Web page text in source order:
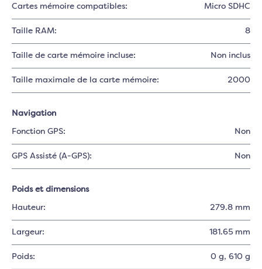
Cartes mémoire compatibles: Micro SDHC
Taille RAM: 8
Taille de carte mémoire incluse: Non inclus
Taille maximale de la carte mémoire: 2000
Navigation
Fonction GPS: Non
GPS Assisté (A-GPS): Non
Poids et dimensions
Hauteur: 279.8 mm
Largeur: 181.65 mm
Poids: 0 g, 610 g